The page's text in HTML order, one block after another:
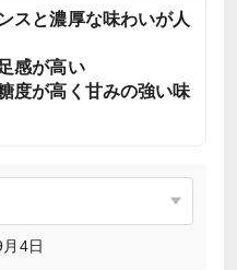
スと濃厚な味わいが人
感が高い
度が高く甘みの強い味
4日